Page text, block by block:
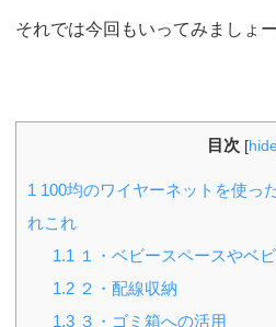
それでは今回もいってみましょー
目次 [
1 100均のワイヤーネットを使っ
れこれ
1.1 １・ベビースペースやベ
1.2 ２・配線収納
1.3 ３・ゴミ箱への活用